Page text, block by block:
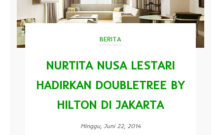
BERITA
NURTITA NUSA LESTARI
HADIRKAN DOUBLETREE BY
HILTON DI JAKARTA
Minggu, Juni 22, 2014